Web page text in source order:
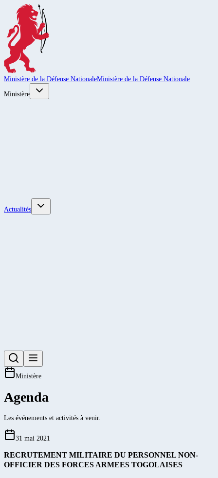
Ministère de la Défense NationaleMinistère de la Défense Nationale
Ministère
Actualités
Ministère
Agenda
Les événements et activités à venir.
31 mai 2021
RECRUTEMENT MILITAIRE DU PERSONNEL NON-
OFFICIER DES FORCES ARMEES TOGOLAISES